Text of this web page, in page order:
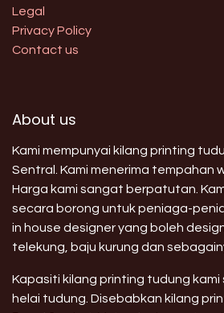
Legal
Privacy Policy
Contact us
About us
Kami mempunyai kilang printing
Sentral. Kami menerima tempahan
Harga kami sangat berpatutan.
secara borong untuk peniaga-
in house designer yang boleh
telekung, baju kurung dan
Kapasiti kilang printing tudung kami
helai tudung. Disebabkan kilang